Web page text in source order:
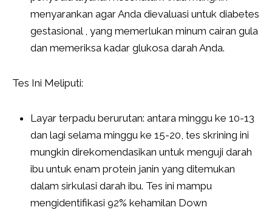
menyarankan agar Anda dievaluasi untuk diabetes
gestasional , yang memerlukan minum cairan gula
dan memeriksa kadar glukosa darah Anda.
Tes Ini Meliputi:
Layar terpadu berurutan: antara minggu ke 10-13
dan lagi selama minggu ke 15-20, tes skrining ini
mungkin direkomendasikan untuk menguji darah
ibu untuk enam protein janin yang ditemukan
dalam sirkulasi darah ibu. Tes ini mampu
mengidentifikasi 92% kehamilan Down